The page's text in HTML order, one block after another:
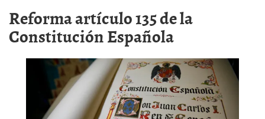
Reforma artículo 135 de la
Constitución Española